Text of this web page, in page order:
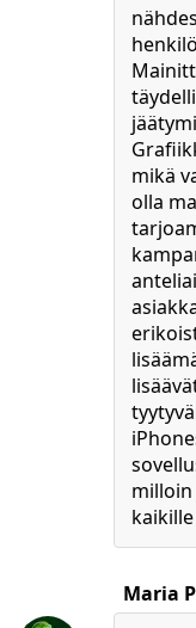
mikä
olla
milloin
Maria